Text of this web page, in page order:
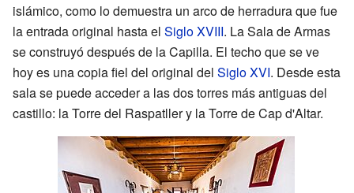
islámico, como lo demuestra un arco de herradura que fue
la entrada original hasta el Siglo XVIII. La Sala de Armas
se construyó después de la Capilla. El techo que se ve
hoy es una copia fiel del original del Siglo XVI. Desde esta
sala se puede acceder a las dos torres más antiguas del
castillo: la Torre del Raspatller y la Torre de Cap d'Altar.